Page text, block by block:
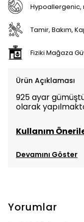
Hypoallergenic,
Tamir, Bakım,
Fiziki Mağaza
Ürün Açıklaması
925 ayar
olarak
Kullanım
Devamını Göster
Yorumlar